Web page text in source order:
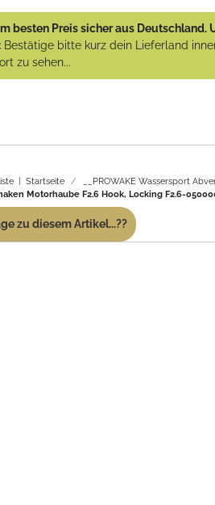
UND SERVICE:
besten Preis sicher aus Deutschland.
Bestätige bitte kurz dein Lieferland
zu sehen...
Startseite __PROWAKE Wassersport
Motorhaube F2.6 Hook, Locking F2.6-
zu diesem Artikel...??